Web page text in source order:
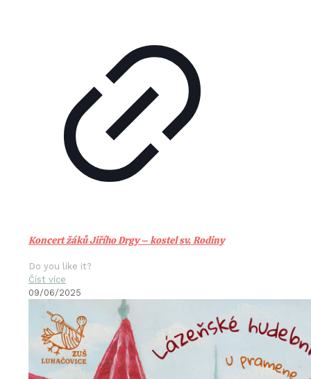
Koncert žáků Jiřího Drgy – kostel sv. Rodiny
Do you like it?
Číst více
09/06/2025